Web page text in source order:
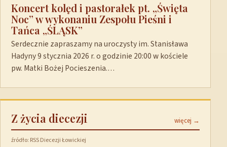
Koncert kolęd i pastorałek pt. „Święta
Noc” w wykonaniu Zespołu Pieśni i
Tańca „ŚLĄSK”
Serdecznie zapraszamy na uroczysty im. Stanisława
Hadyny 9 stycznia 2026 r. o godzinie 20:00 w kościele
pw. Matki Bożej Pocieszenia.…
Z życia diecezji więcej →
źródło: RSS Diecezji Łowickiej